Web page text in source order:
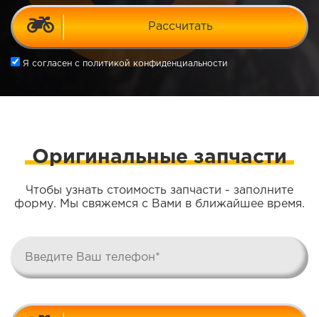
Рассчитать
Я согласен с политикой конфиденциальности
Оригинальные запчасти
Чтобы узнать стоимость запчасти - заполните
форму. Мы свяжемся с Вами в ближайшее время.